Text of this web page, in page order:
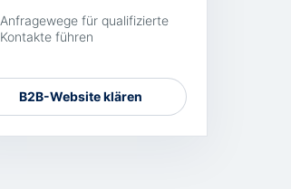
Anfragewege für qualifizierte
Kontakte führen
B2B-Website klären